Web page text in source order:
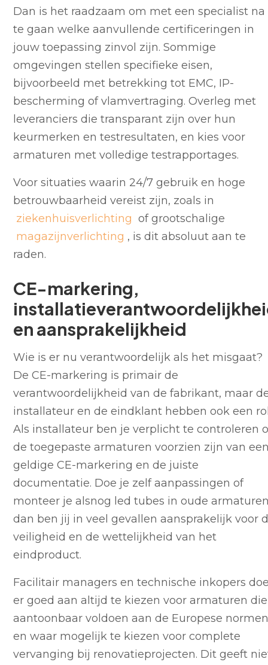
Dan is het raadzaam om met een specialist na
te gaan welke aanvullende certificeringen in
jouw toepassing zinvol zijn. Sommige
omgevingen stellen specifieke eisen,
bijvoorbeeld met betrekking tot EMC, IP-
bescherming of vlamvertraging. Overleg met
leveranciers die transparant zijn over hun
keurmerken en testresultaten, en kies voor
armaturen met volledige testrapportages.
Voor situaties waarin 24/7 gebruik en hoge
betrouwbaarheid vereist zijn, zoals in
ziekenhuisverlichting of grootschalige
magazijnverlichting , is dit absoluut aan te
raden.
CE-markering,
en aansprakelijkheid
Wie is er nu verantwoordelijk als het misgaat?
De CE-markering is primair de
verantwoordelijkheid van de fabrikant, maar
installateur en de eindklant hebben ook een
Als installateur ben je verplicht te controleren
de toegepaste armaturen voorzien zijn van
geldige CE-markering en de juiste
documentatie. Doe je zelf aanpassingen of
monteer je alsnog led tubes in oude
dan ben jij in veel gevallen aansprakelijk voor
veiligheid en de wettelijkheid van het
eindproduct.
Facilitair managers en technische inkopers
er goed aan altijd te kiezen voor armaturen die
aantoonbaar voldoen aan de Europese
en waar mogelijk te kiezen voor complete
vervanging bij renovatieprojecten. Dit geeft